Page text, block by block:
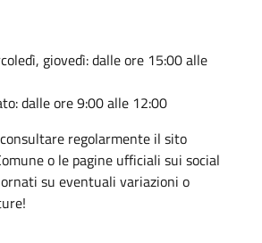
giovedì: dalle ore 15:00 alle
dalle ore 9:00 alle 12:00
regolarmente il sito
o le pagine ufficiali sui social
su eventuali variazioni o